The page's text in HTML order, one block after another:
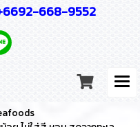
668-9552